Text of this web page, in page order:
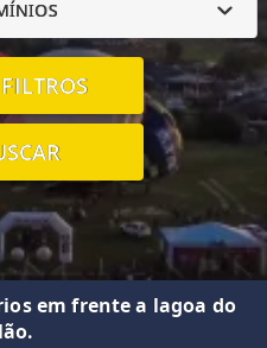
em frente a lagoa do